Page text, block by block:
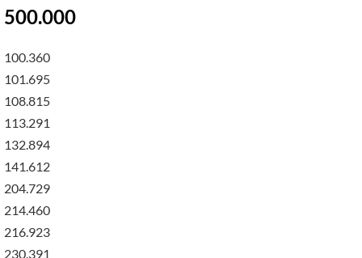
500.000
100.360
101.695
108.815
113.291
132.894
141.612
204.729
214.460
216.923
230.391